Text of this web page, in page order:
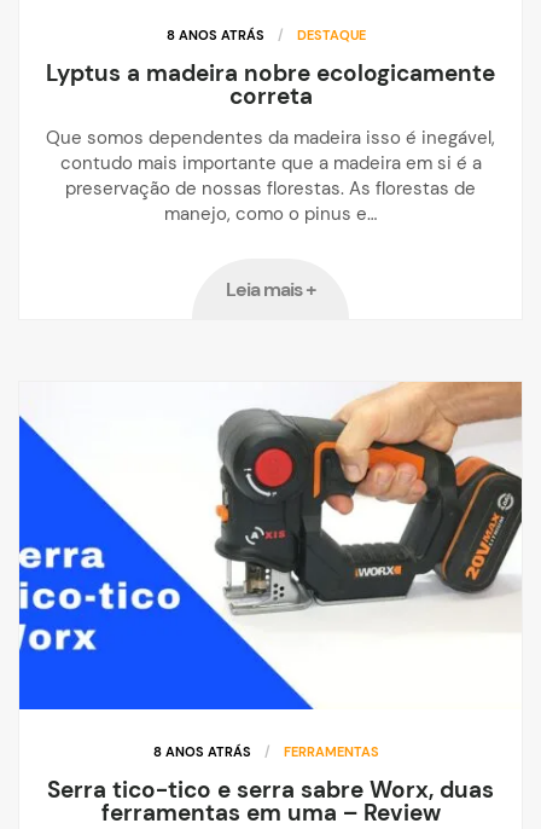
8 ANOS ATRÁS / DESTAQUE
Lyptus a madeira nobre ecologicamente
correta
Que somos dependentes da madeira isso é inegável,
contudo mais importante que a madeira em si é a
preservação de nossas florestas. As florestas de
manejo, como o pinus e…
Leia mais +
8 ANOS ATRÁS / FERRAMENTAS
Serra tico-tico e serra sabre Worx, duas
ferramentas em uma – Review